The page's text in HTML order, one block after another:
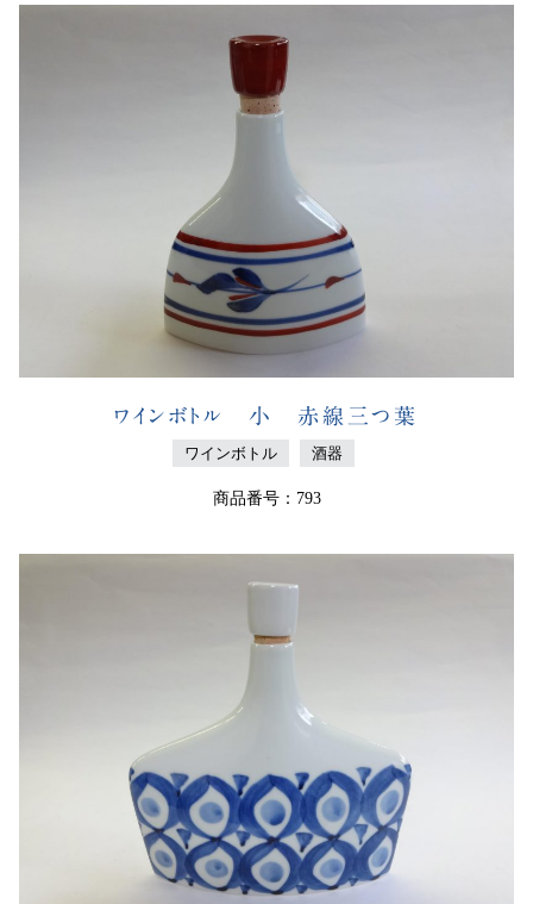
ワインボトル 小 赤線三つ葉
ワインボトル 酒器
商品番号：793